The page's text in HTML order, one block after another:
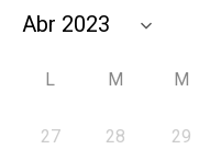
L M M
27 28 29